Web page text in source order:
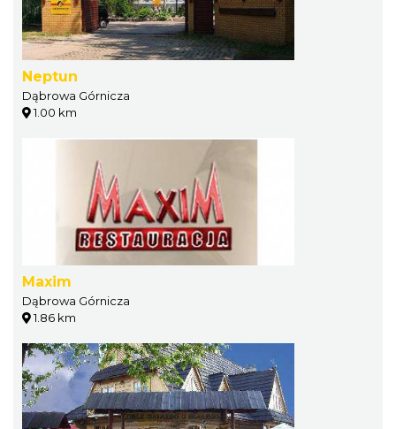
Neptun
Dąbrowa Górnicza
1.00 km
Maxim
Dąbrowa Górnicza
1.86 km